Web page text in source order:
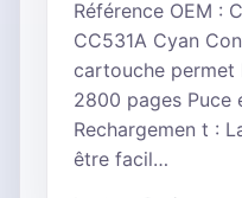
Référence OEM :
CC531A Cyan
cartouche permet
2800 pages Puce
Rechargemen t :
être facil…